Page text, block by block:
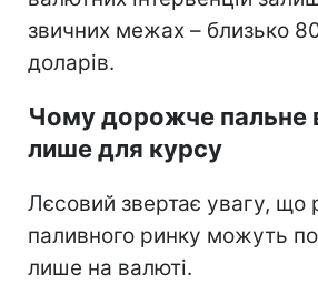
звичних межах – близько
доларів.
Чому дорожче пальне
лише для курсу
Лєсовий звертає увагу, що
паливного ринку можуть
лише на валюті.